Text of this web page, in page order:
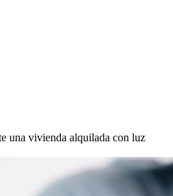
una vivienda alquilada con luz